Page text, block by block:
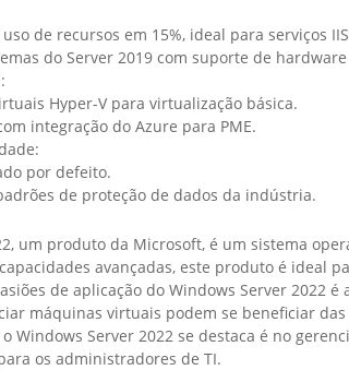
de recursos em 15%, ideal para serviços
do Server 2019 com suporte de
Hyper-V para virtualização básica.
integração do Azure para PME.
por defeito.
de proteção de dados da indústria.
um produto da Microsoft, é um sistema
avançadas, este produto é ideal
de aplicação do Windows Server 2022
máquinas virtuais podem se beneficiar
Windows Server 2022 se destaca é no
os administradores de TI.